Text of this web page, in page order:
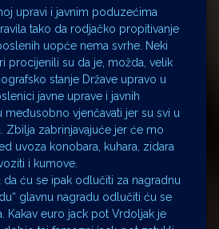
upravi i javnim poduzećima
tako da rodjačko propitivanje
uopće nema svrhe. Neki
procijenili su da je, možda, velik
stanje Države upravo u
javne uprave i javnih
vjenčavati jer su svi u
Zbilja zabrinjavajuće jer će mo
uvoza konobara, kuhara, zidara
i kumove.
ću se ipak odlučiti za nagradnu
glavnu nagradu odlučiti ću se
Kakav euro jack pot Vrdoljak je